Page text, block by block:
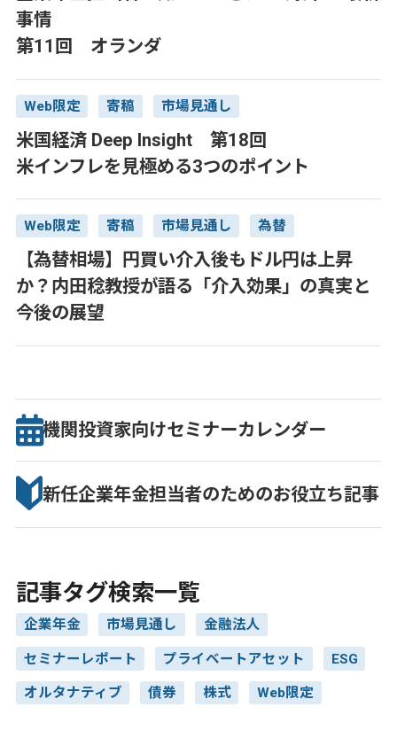
事情
第11回 オランダ
Web限定 寄稿 市場見通し
米国経済 Deep Insight 第18回
米インフレを見極める3つのポイント
Web限定 寄稿 市場見通し 為替
【為替相場】円買い介入後もドル円は上昇
か？内田稔教授が語る「介入効果」の真実と
今後の展望
機関投資家向けセミナーカレンダー
新任企業年金担当者のためのお役立ち記事
記事タグ検索一覧
企業年金 市場見通し 金融法人
セミナーレポート プライベートアセット ESG
オルタナティブ 債券 株式 Web限定